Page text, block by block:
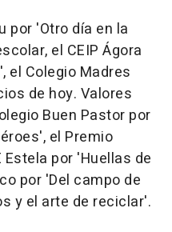
por 'Otro día en la
el CEIP Ágora
el Colegio Madres
de hoy. Valores
Buen Pastor por
el Premio
por 'Huellas de
por 'Del campo de
y el arte de reciclar'.